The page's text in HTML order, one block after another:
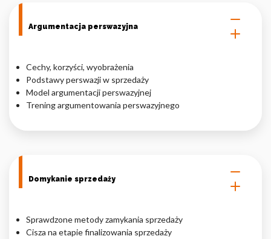
Argumentacja perswazyjna
Cechy, korzyści, wyobrażenia
Podstawy perswazji w sprzedaży
Model argumentacji perswazyjnej
Trening argumentowania perswazyjnego
Domykanie sprzedaży
Sprawdzone metody zamykania sprzedaży
Cisza na etapie finalizowania sprzedaży